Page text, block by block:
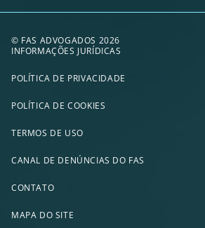
© FAS ADVOGADOS 2026
INFORMAÇÕES JURÍDICAS
POLÍTICA DE PRIVACIDADE
POLÍTICA DE COOKIES
TERMOS DE USO
CANAL DE DENÚNCIAS DO FAS
CONTATO
MAPA DO SITE